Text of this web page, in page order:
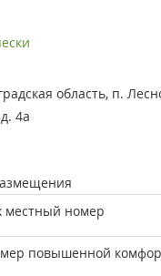
область, п.
4а
местный номер
повышенной